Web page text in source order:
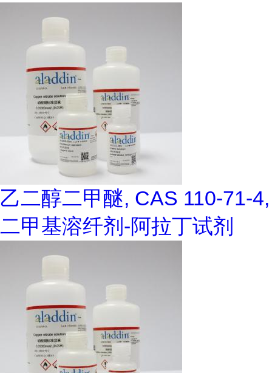
乙二醇二甲醚, CAS 110-71-4,
二甲基溶纤剂-阿拉丁试剂